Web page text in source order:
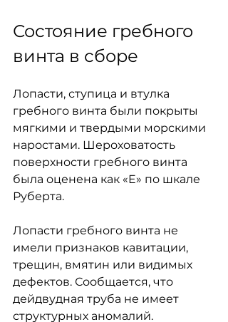
Состояние гребного
винта в сборе
Лопасти, ступица и втулка
гребного винта были покрыты
мягкими и твердыми морскими
наростами. Шероховатость
поверхности гребного винта
была оценена как «E» по шкале
Руберта.
Лопасти гребного винта не
имели признаков кавитации,
трещин, вмятин или видимых
дефектов. Сообщается, что
дейдвудная труба не имеет
структурных аномалий.